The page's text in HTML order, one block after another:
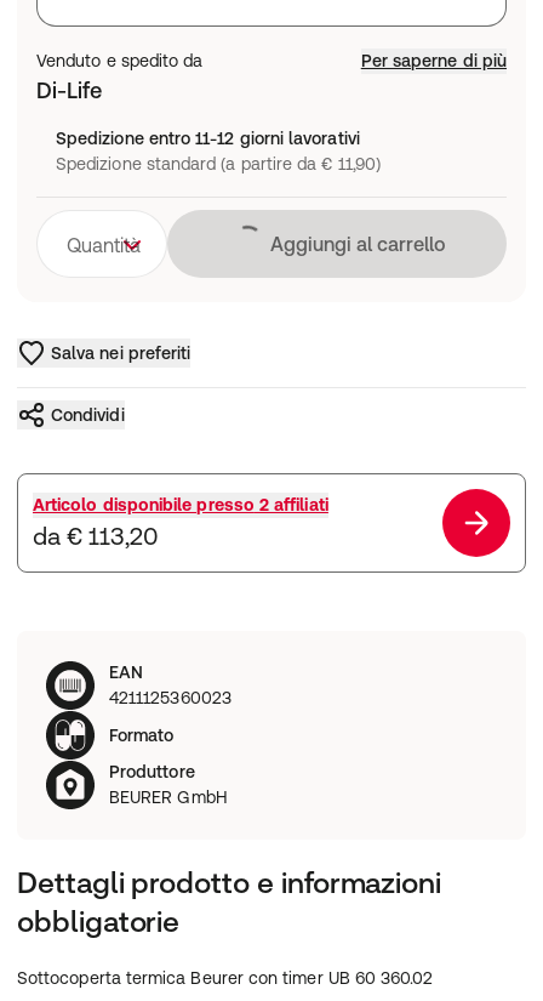
Venduto e spedito da Per saperne di più
Di-Life
Spedizione entro 11-12 giorni lavorativi
Spedizione standard (a partire da € 11,90)
Quantità Caricamento in
Aggiungi al carrello
Salva nei preferiti
Condividi
Articolo disponibile presso 2 affiliati
da € 113,20
EAN
4211125360023
Formato
Produttore
BEURER GmbH
Dettagli prodotto e informazioni
obbligatorie
Sottocoperta termica Beurer con timer UB 60 360.02